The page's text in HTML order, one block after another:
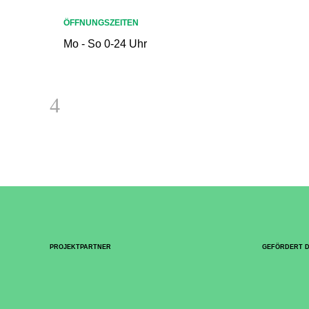
ÖFFNUNGSZEITEN
Mo - So 0-24 Uhr
PROJEKTPARTNER GEFÖRDERT